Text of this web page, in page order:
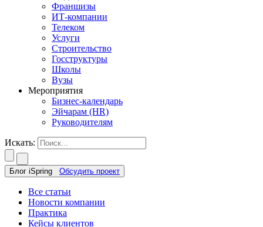
Франшизы
ИТ-компании
Телеком
Услуги
Строительство
Госструктуры
Школы
Вузы
Мероприятия
Бизнес-календарь
Эйчарам (HR)
Руководителям
Искать:
Блог iSpring Обсудить проект
Все статьи
Новости компании
Практика
Кейсы клиентов